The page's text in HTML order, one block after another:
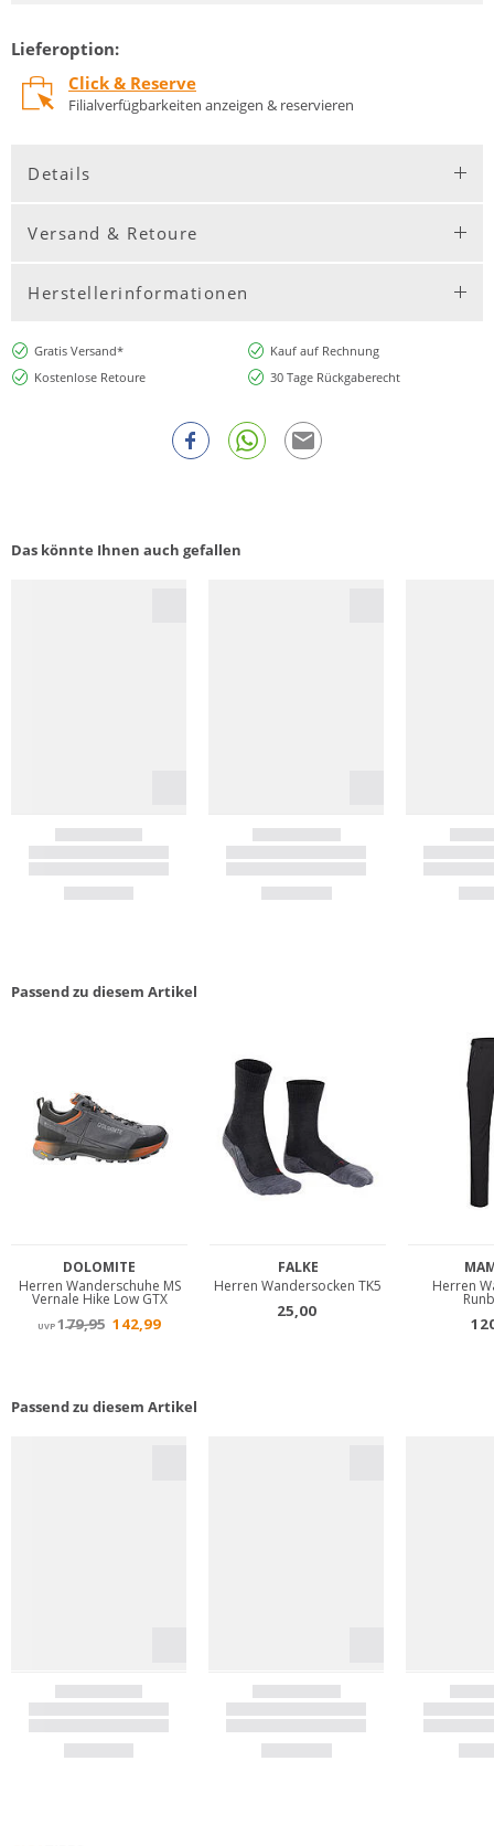
Lieferoption:
Click & Reserve
Filialverfügbarkeiten anzeigen & reservieren
Details
Versand & Retoure
Herstellerinformationen
Gratis Versand*
Kauf auf Rechnung
Kostenlose Retoure
30 Tage Rückgaberecht
Das könnte Ihnen auch gefallen
Passend zu diesem Artikel
Passend zu diesem Artikel